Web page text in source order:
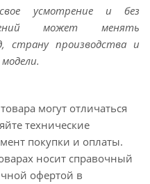
усмотрение и без
может менять
страну производства и
могут отличаться
технические
покупки и оплаты.
носит справочный
офертой в